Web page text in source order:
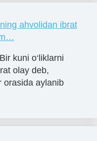
ahvolidan ibrat
kuni o‘liklarni
olay deb,
orasida aylanib